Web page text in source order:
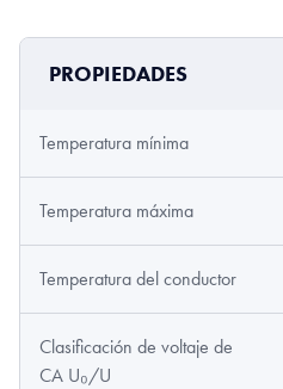
PROPIEDADES
Temperatura mínima
Temperatura máxima
Temperatura del conductor
Clasificación de voltaje de
CA U₀/U